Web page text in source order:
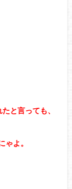
と言っても、
ゃよ。